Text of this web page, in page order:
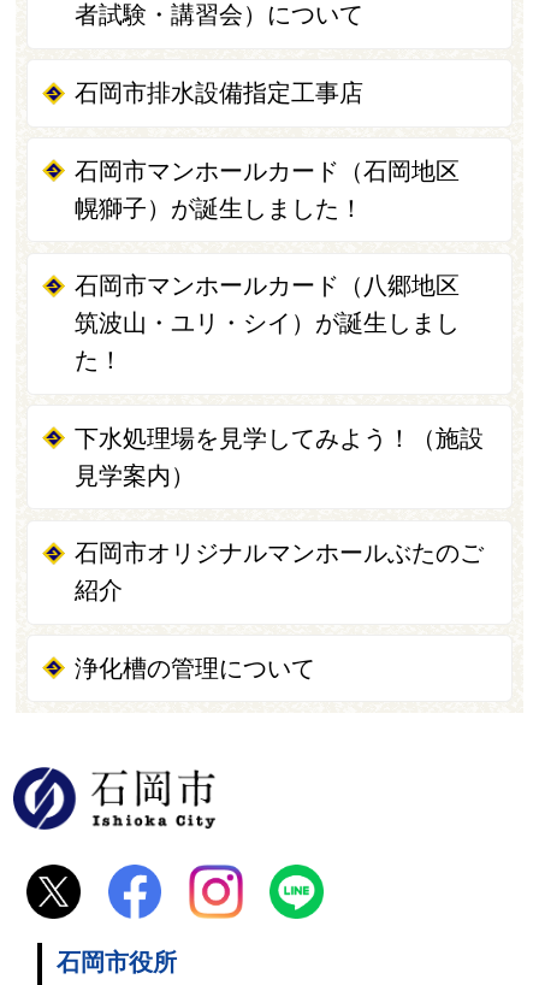
者試験・講習会）について
石岡市排水設備指定工事店
石岡市マンホールカード（石岡地区
幌獅子）が誕生しました！
石岡市マンホールカード（八郷地区
筑波山・ユリ・シイ）が誕生しまし
た！
下水処理場を見学してみよう！（施設
見学案内）
石岡市オリジナルマンホールぶたのご
紹介
浄化槽の管理について
石岡市役所